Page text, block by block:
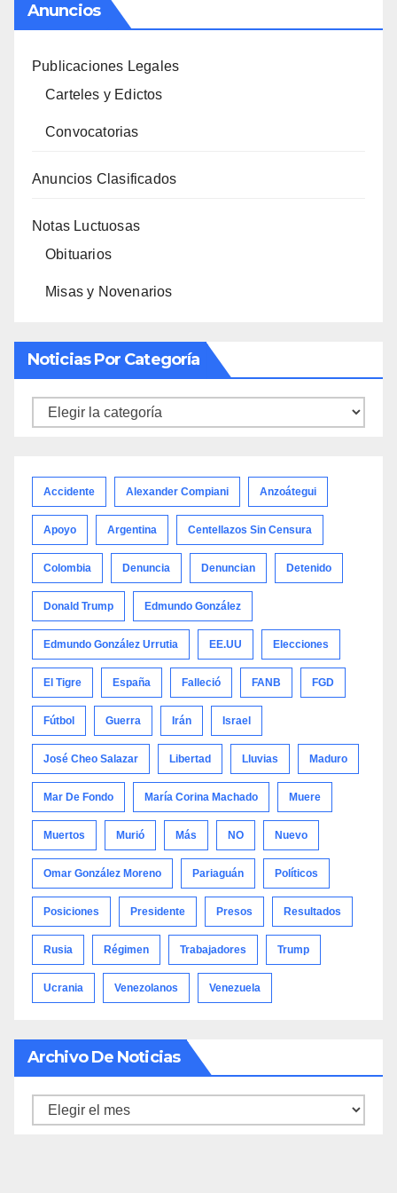
Anuncios
Publicaciones Legales
Carteles y Edictos
Convocatorias
Anuncios Clasificados
Notas Luctuosas
Obituarios
Misas y Novenarios
Noticias Por Categoría
Noticias
Accidente Alexander Compiani Anzoátegui
Apoyo Argentina Centellazos Sin Censura
Colombia Denuncia Denuncian Detenido
Donald Trump Edmundo González
Edmundo González Urrutia EE.UU Elecciones
El Tigre España Falleció FANB FGD
Fútbol Guerra Irán Israel
José Cheo Salazar Libertad Lluvias Maduro
Mar De Fondo María Corina Machado Muere
Muertos Murió Más NO Nuevo
Omar González Moreno Pariaguán Políticos
Posiciones Presidente Presos Resultados
Rusia Régimen Trabajadores Trump
Ucrania Venezolanos Venezuela
Archivo De Noticias
Archivo